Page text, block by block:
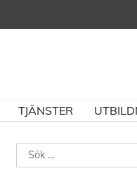
TJÄNSTER
Sök
efter: